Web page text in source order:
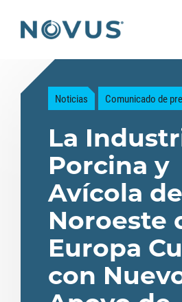
Back to home
Noticias Comunicado de
La
Porcina y
Avícola
Noroeste
Europa
con